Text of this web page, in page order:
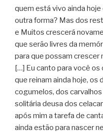
quem está vivo ainda
outra forma? Mas dos
e Muitos crescerá
que serão livres da
para que possam crescer
[…] Eu canto para você
que reinam ainda hoje, os
cogumelos, dos
solitária deusa dos
após mim a tarefa de
ainda estão para nascer